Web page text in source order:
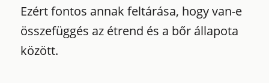
Ezért fontos annak feltárása, hogy van-e
összefüggés az étrend és a bőr állapota
között.